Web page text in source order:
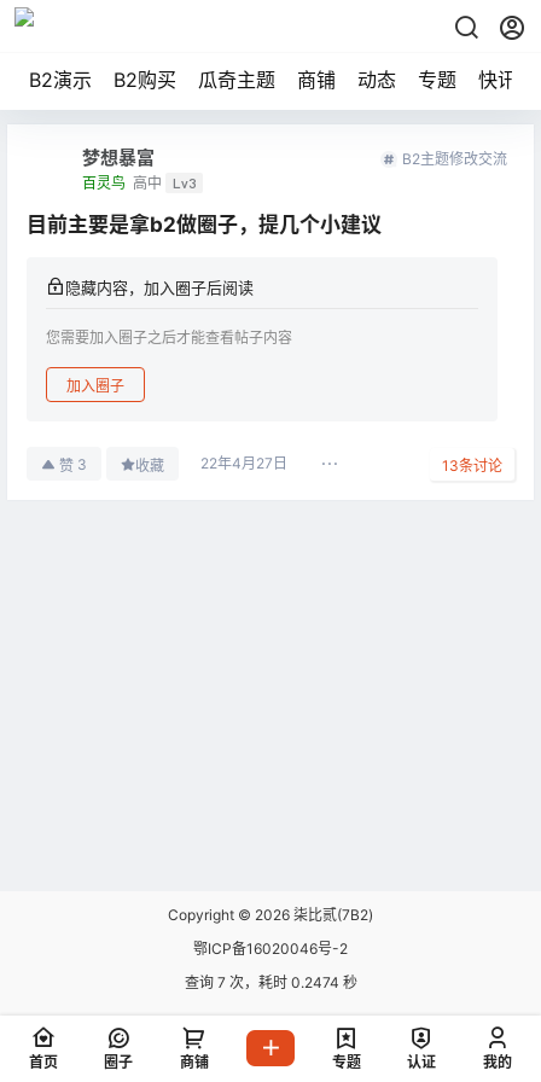
B2演示 B2购买 瓜奇主题 商铺 动态 专题 快讯
梦想暴富
百灵鸟 高中 Lv3
B2主题修改交流
目前主要是拿b2做圈子，提几个小建议
隐藏内容，加入圈子后阅读
您需要加入圈子之后才能查看帖子内容
加入圈子
赞 3 收藏 22年4月27日 13条讨论
Copyright © 2026 柒比贰(7B2)
鄂ICP备16020046号-2
查询 7 次，耗时 0.2474 秒
首页 圈子 商铺 专题 认证 我的